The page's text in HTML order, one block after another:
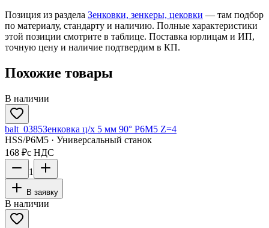
Позиция из раздела Зенковки, зенкеры, цековки — там подбор
по материалу, стандарту и наличию. Полные характеристики
этой позиции смотрите в таблице. Поставка юрлицам и ИП,
точную цену и наличие подтвердим в КП.
Похожие товары
В наличии
balt_0385Зенковка ц/х 5 мм 90° Р6М5 Z=4
HSS/Р6М5 · Универсальный станок
168 ₽с НДС
1
В заявку
В наличии